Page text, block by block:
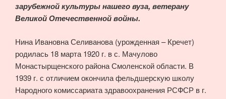
зарубежной культуры нашего вуза, ветерану
Великой Отечественной войны.
Нина Ивановна Селиванова (урожденная – Кречет)
родилась 18 марта 1920 г. в с. Мачулово
Монастырщенского района Смоленской области. В
1939 г. с отличием окончила фельдшерскую школу
Народного комиссариата здравоохранения РСФСР в г.